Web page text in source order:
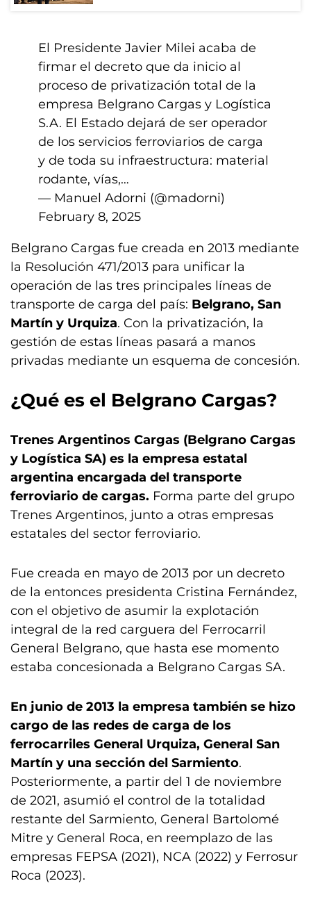
El Presidente Javier Milei acaba de
firmar el decreto que da inicio al
proceso de privatización total de la
empresa Belgrano Cargas y Logística
S.A. El Estado dejará de ser operador
de los servicios ferroviarios de carga
y de toda su infraestructura: material
rodante, vías,…
— Manuel Adorni (@madorni)
February 8, 2025
Belgrano Cargas fue creada en 2013 mediante
la Resolución 471/2013 para unificar la
operación de las tres principales líneas de
transporte de carga del país: Belgrano, San
Martín y Urquiza. Con la privatización, la
gestión de estas líneas pasará a manos
privadas mediante un esquema de concesión.
¿Qué es el Belgrano Cargas?
Trenes Argentinos Cargas (Belgrano Cargas
y Logística SA) es la empresa estatal
argentina encargada del transporte
ferroviario de cargas. Forma parte del grupo
Trenes Argentinos, junto a otras empresas
estatales del sector ferroviario.
Fue creada en mayo de 2013 por un decreto
de la entonces presidenta Cristina Fernández,
con el objetivo de asumir la explotación
integral de la red carguera del Ferrocarril
General Belgrano, que hasta ese momento
estaba concesionada a Belgrano Cargas SA.
En junio de 2013 la empresa también se hizo
cargo de las redes de carga de los
ferrocarriles General Urquiza, General San
Martín y una sección del Sarmiento.
Posteriormente, a partir del 1 de noviembre
de 2021, asumió el control de la totalidad
restante del Sarmiento, General Bartolomé
Mitre y General Roca, en reemplazo de las
empresas FEPSA (2021), NCA (2022) y Ferrosur
Roca (2023).